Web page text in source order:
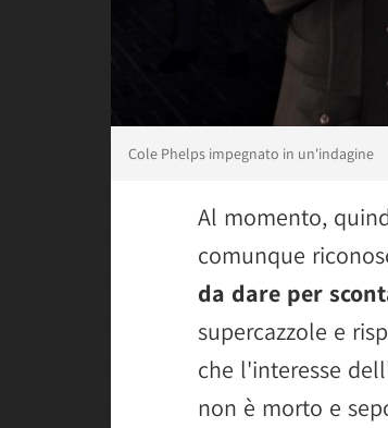
Cole Phelps impegnato in un'indagine
Al momento,
comunque
da dare per
supercazzole e
che l'interesse
non è morto e